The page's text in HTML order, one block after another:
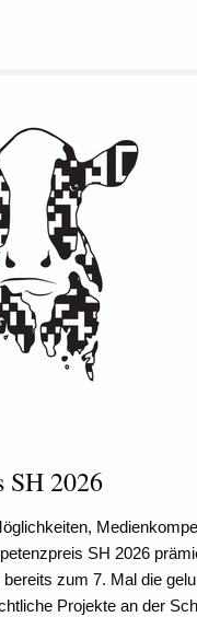
SH 2026
SH 2026
zum 7. Mal die
Projekte an der